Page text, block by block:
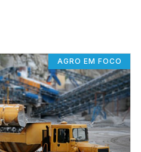
AGRO EM FOCO